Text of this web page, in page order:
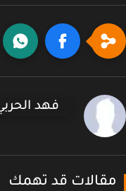
فهد الحربي
قد تهمك